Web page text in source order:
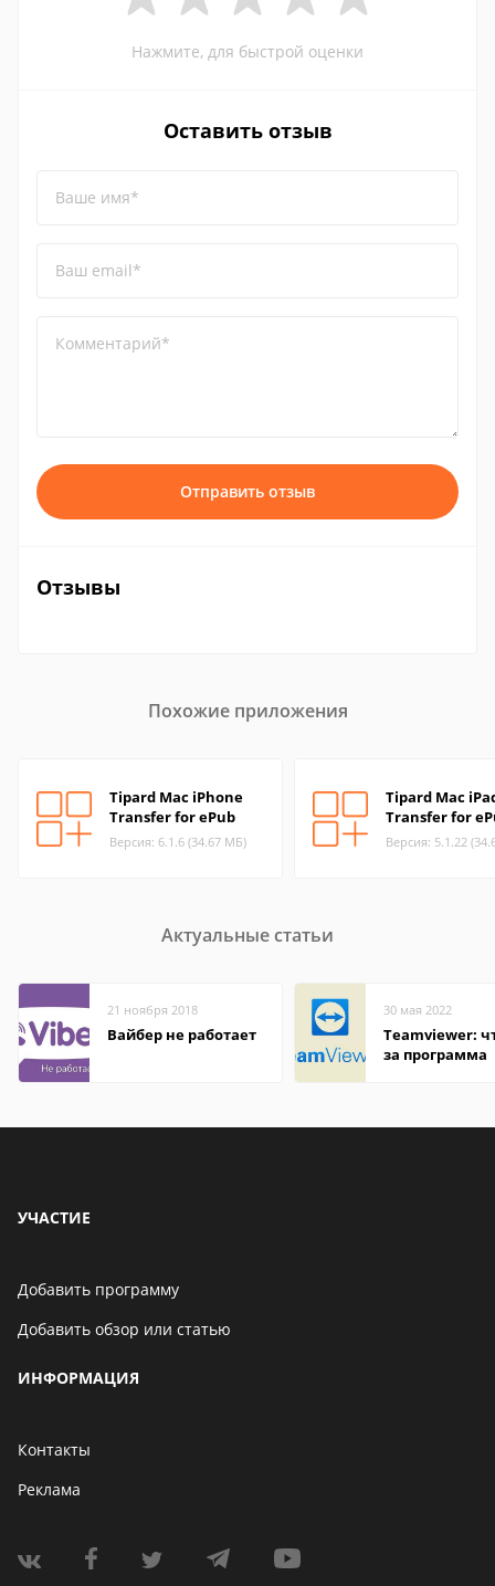
Нажмите, для быстрой оценки
Оставить отзыв
Ваше имя*
Ваш email*
Комментарий*
Отправить отзыв
Отзывы
Похожие приложения
Tipard Mac iPhone
Transfer for ePub
Версия: 6.1.6 (34.67 МБ)
Tipard Mac
Transfer for
Версия: 5.1.22
Актуальные статьи
21 ноября 2018
Вайбер не работает
30 мая 2022
Teamviewer:
за программа
УЧАСТИЕ
Добавить программу
Добавить обзор или статью
ИНФОРМАЦИЯ
Контакты
Реклама